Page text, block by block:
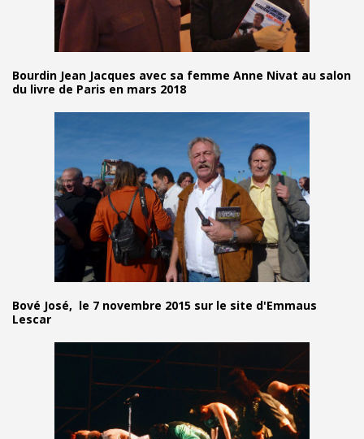
Bourdin Jean Jacques avec sa femme Anne Nivat au salon
du livre de Paris en mars 2018
Bové José, le 7 novembre 2015 sur le site d'Emmaus
Lescar